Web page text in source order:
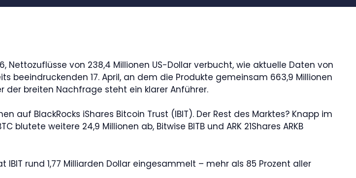
Nettozuflüsse von 238,4 Millionen US-Dollar verbucht, wie aktuelle Daten von
beeindruckenden 17. April, an dem die Produkte gemeinsam 663,9 Millionen
der breiten Nachfrage steht ein klarer Anführer.
auf BlackRocks iShares Bitcoin Trust (IBIT). Der Rest des Marktes? Knapp im
blutete weitere 24,9 Millionen ab, Bitwise BITB und ARK 21Shares ARKB
rund 1,77 Milliarden Dollar eingesammelt – mehr als 85 Prozent aller